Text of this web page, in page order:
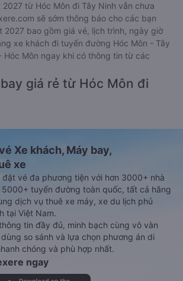
2027 từ Hóc Môn đi Tây Ninh vẫn chưa
sẽ sớm thông báo cho các bạn
2027 bao gồm giá vé, lịch trình, ngày giờ
xe khách đi tuyến đường Hóc Môn - Tây
Hóc Môn ngay khi có thông tin từ các
giá rẻ từ Hóc Môn đi
Xe khách, Máy bay,
xe
vé đa phương tiện với hơn 3000+ nhà
tuyến đường toàn quốc, tất cả hãng
dịch vụ thuê xe máy, xe du lịch phủ
tại Việt Nam.
tin đầy đủ, minh bạch cùng vô vàn
so sánh và lựa chọn phương án di
chóng và phù hợp nhất.
ngay